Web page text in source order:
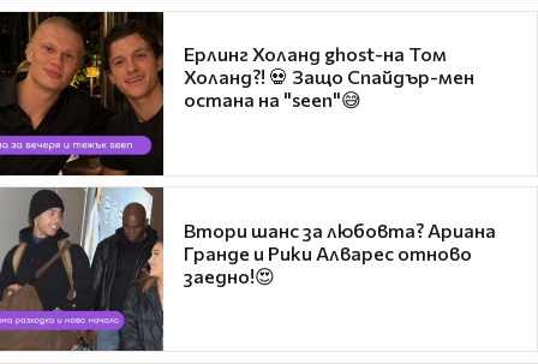
Ерлинг Холанд ghost-на Том
Холанд?! 💀 Защо Спайдър-мен
остана на "seen"😅
Втори шанс за любовта? Ариана
Гранде и Рики Алварес отново
заедно!😍